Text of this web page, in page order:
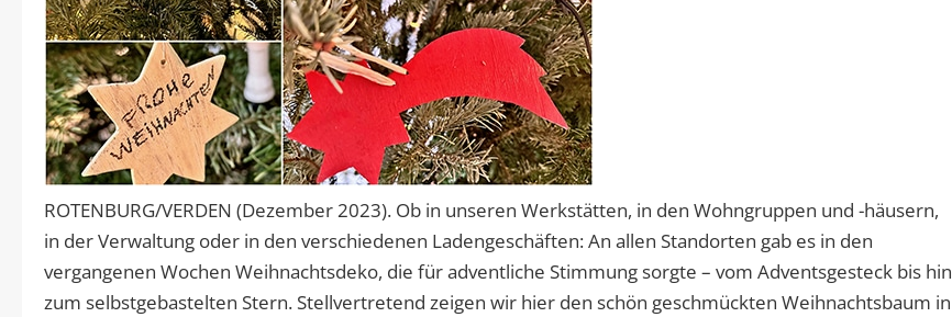
ROTENBURG/VERDEN (Dezember 2023). Ob in unseren Werkstätten, in den Wohngruppen und -häusern,
in der Verwaltung oder in den verschiedenen Ladengeschäften: An allen Standorten gab es in den
vergangenen Wochen Weihnachtsdeko, die für adventliche Stimmung sorgte – vom Adventsgesteck bis hin
zum selbstgebastelten Stern. Stellvertretend zeigen wir hier den schön geschmückten Weihnachtsbaum in